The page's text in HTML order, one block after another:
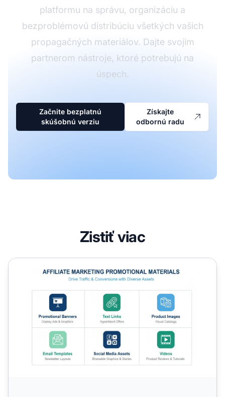
platformu na správu, organizáciu a
bezproblémovú distribúciu všetkých vašich
propagačných materiálov. Dajte svojim
partnerom nástroje, ktoré potrebujú na
úspech.
Začnite bezplatnú
skúšobnú verziu
Získajte
odbornú radu
Zistiť viac
Aké propagačné materiály sa používajú v affiliate